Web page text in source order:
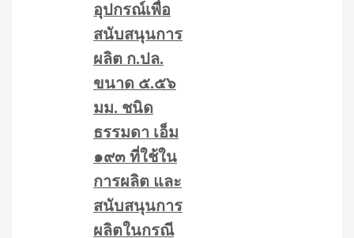
อุปกรณ์เพื่อ
สนับสนุนการ
ผลิต ก.ปล.
ขนาด ๕.๕๖
มม. ชนิด
ธรรมดา เอ็ม
๑๙๓ ที่ใช้ใน
การผลิต และ
สนับสนุนการ
ผลิตในกรณี